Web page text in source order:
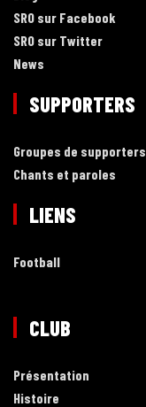
SRO sur Facebook
SRO sur Twitter
News
SUPPORTERS
Groupes de supporters
Chants et paroles
LIENS
Football
CLUB
Présentation
Histoire